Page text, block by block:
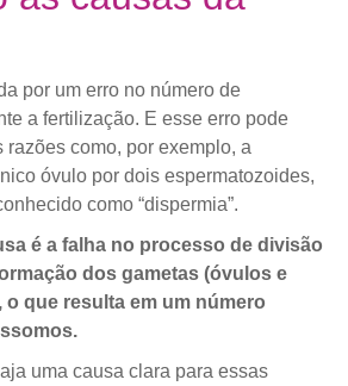
por um erro no número de
a fertilização. E esse erro pode
razões como, por exemplo, a
óvulo por dois espermatozoides,
como “dispermia”.
é a falha no processo de divisão
dos gametas (óvulos e
que resulta em um número
uma causa clara para essas